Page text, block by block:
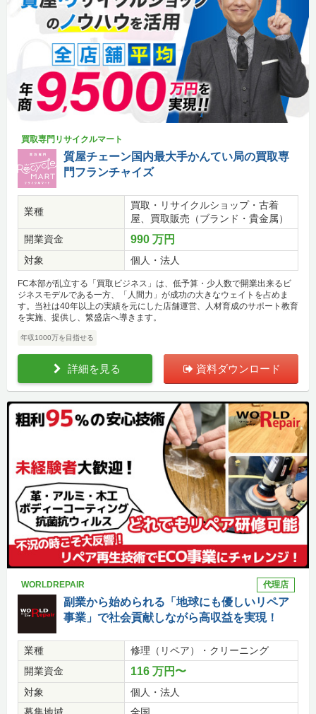
買取専門リサイクルマート
質屋チェーン国内最大手かんてい局の買取専
門フランチャイズ
業種
買取・リサイクルショップ・古着
屋、買取販売（ブランド・貴金属）
開業資金
990 万円
対象 個人・法人
FC本部が乱立する「買取ビジネス」は、低予算・少人数で開業出来るビ
ジネスモデルである一方、「人間力」が成功の大きなウェイトを占めま
す。当社は40年以上の実績を元にした店舗運営、人材育成のサポート教育
を実施、提供し、繁盛店へ導きます。
年収1000万を目指せる
詳細を見る 資料ダウンロード
WORLDREPAIR 代理店
副業から始められる「地球にも優しいリペア
事業」で社会貢献しながら高収益を実現！
業種
修理（リペア）・クリーニング
開業資金
116 万円〜
対象
個人・法人